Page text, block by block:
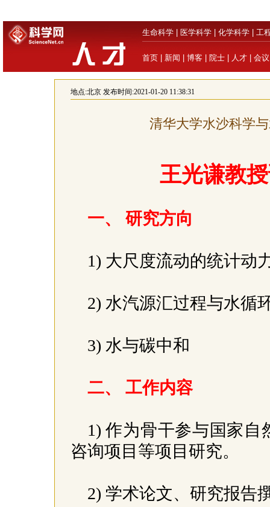
生命科学 医学科学 化学科学 工
首页 新闻 博客 院士 人才 会议
地点:北京发布时间:2021-01-20 11:38:31
清华大学水沙科学
王光谦教
一、 研究方向
1) 大尺度流动的统计动
2) 水汽源汇过程与水循
3) 水与碳中和
二、 工作内容
1) 作为骨干参与国家
咨询项目等项目研究。
2) 学术论文、研究报告